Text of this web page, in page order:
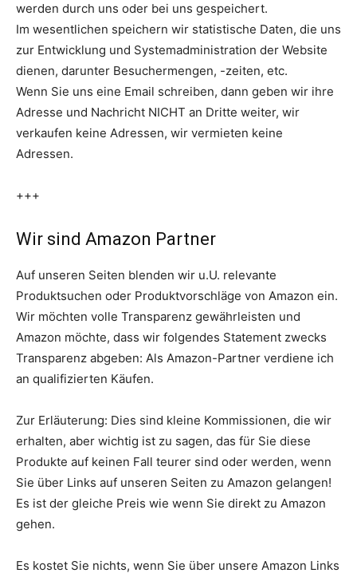
werden durch uns oder bei uns gespeichert.
Im wesentlichen speichern wir statistische Daten, die uns
zur Entwicklung und Systemadministration der Website
dienen, darunter Besuchermengen, -zeiten, etc.
Wenn Sie uns eine Email schreiben, dann geben wir ihre
Adresse und Nachricht NICHT an Dritte weiter, wir
verkaufen keine Adressen, wir vermieten keine
Adressen.
+++
Wir sind Amazon Partner
Auf unseren Seiten blenden wir u.U. relevante
Produktsuchen oder Produktvorschläge von Amazon ein.
Wir möchten volle Transparenz gewährleisten und
Amazon möchte, dass wir folgendes Statement zwecks
Transparenz abgeben: Als Amazon-Partner verdiene ich
an qualifizierten Käufen.
Zur Erläuterung: Dies sind kleine Kommissionen, die wir
erhalten, aber wichtig ist zu sagen, das für Sie diese
Produkte auf keinen Fall teurer sind oder werden, wenn
Sie über Links auf unseren Seiten zu Amazon gelangen!
Es ist der gleiche Preis wie wenn Sie direkt zu Amazon
gehen.
Es kostet Sie nichts, wenn Sie über unsere Amazon Links